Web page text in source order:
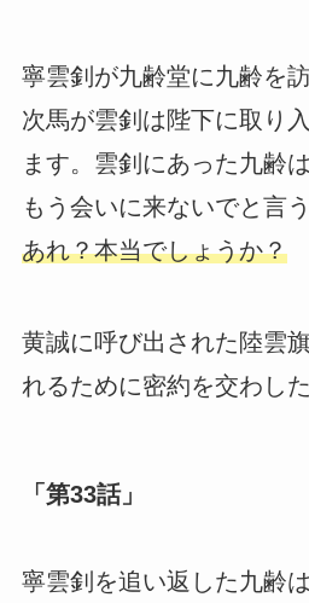
寧雲釗が九齢堂に九齢を
次馬が雲釗は陛下に取り
ます。雲釗にあった九齢
もう会いに来ないでと言
あれ？本当でしょうか？
黄誠に呼び出された陸雲
れるために密約を交わした
「第33話」
寧雲釗を追い返した九齢